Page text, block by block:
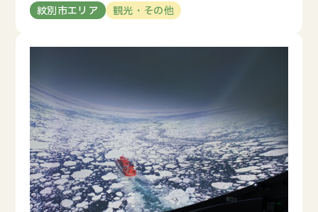
紋別市エリア 観光・その他